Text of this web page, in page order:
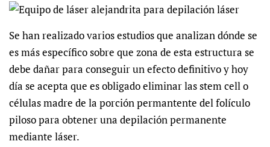
Se han realizado varios estudios que analizan dónde se
es más específico sobre que zona de esta estructura se
debe dañar para conseguir un efecto definitivo y hoy
día se acepta que es obligado eliminar las stem cell o
células madre de la porción permantente del folículo
piloso para obtener una depilación permanente
mediante láser.